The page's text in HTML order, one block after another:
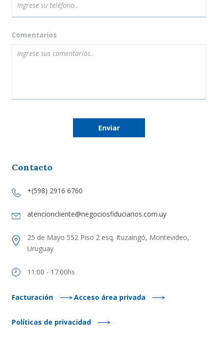
Comentarios
Enviar
Contacto
+(598) 2916 6760
atencioncliente@negociosfiduciarios.com.uy
25 de Mayo 552 Piso 2 esq. Ituzaingó, Montevideo,
Uruguay
11:00 - 17:00hs
Facturación Acceso área privada
Políticas de privacidad